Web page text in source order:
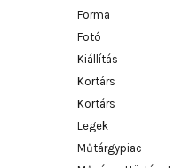
Forma
Fotó
Kiállítás
Kortárs
Kortárs
Legek
Műtárgypiac